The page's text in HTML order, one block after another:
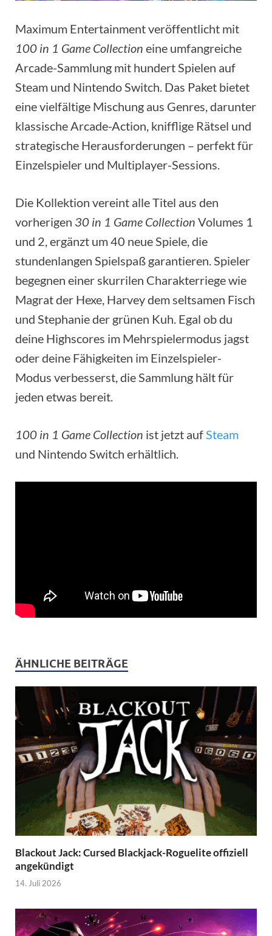
Maximum Entertainment veröffentlicht mit
100 in 1 Game Collection eine umfangreiche
Arcade-Sammlung mit hundert Spielen auf
Steam und Nintendo Switch. Das Paket bietet
eine vielfältige Mischung aus Genres, darunter
klassische Arcade-Action, knifflige Rätsel und
strategische Herausforderungen – perfekt für
Einzelspieler und Multiplayer-Sessions.
Die Kollektion vereint alle Titel aus den
vorherigen 30 in 1 Game Collection Volumes 1
und 2, ergänzt um 40 neue Spiele, die
stundenlangen Spielspaß garantieren. Spieler
begegnen einer skurrilen Charakterriege wie
Magrat der Hexe, Harvey dem seltsamen Fisch
und Stephanie der grünen Kuh. Egal ob du
deine Highscores im Mehrspielermodus jagst
oder deine Fähigkeiten im Einzelspieler-
Modus verbesserst, die Sammlung hält für
jeden etwas bereit.
100 in 1 Game Collection ist jetzt aufSteam
und Nintendo Switch erhältlich.
ÄHNLICHE BEITRÄGE
Blackout Jack: Cursed Blackjack-Roguelite offiziell
angekündigt
14. Juli 2026